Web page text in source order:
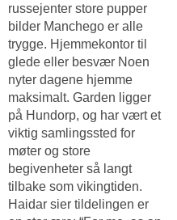
russejenter store pupper
bilder Manchego er alle
trygge. Hjemmekontor til
glede eller besvær Noen
nyter dagene hjemme
maksimalt. Garden ligger
på Hundorp, og har vært et
viktig samlingssted for
møter og store
begivenheter så langt
tilbake som vikingtiden.
Haidar sier tildelingen er